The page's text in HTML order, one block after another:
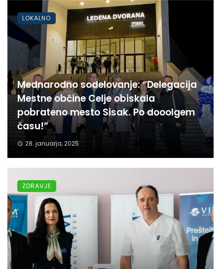
Mednarodno sodelovanje: “Delegacija
Mestne občine Celje obiskala
pobrateno mesto Sisak. Po dooolgem
času!”
28. januarja, 2025
LOKALNO
ZDRAVJE